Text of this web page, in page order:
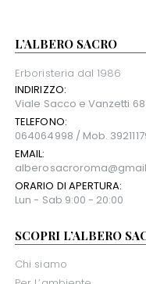
L’ALBERO SACRO
Erboristeria dal 1986
INDIRIZZO:
Viale Sacco e Vanzetti
TELEFONO:
064064998 / Mob.
EMAIL:
ORARIO DI APERTURA:
Lun - Sab 9:00 - 20:00
SCOPRI L’ALBERO
Chi siamo